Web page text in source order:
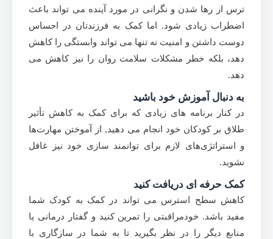
ترس از رها شدن و نگرانی در مورد آینده می تواند باعث
اضطراب زیادی شود. اما کمک به فرزندتان در احساس
دوست داشتن و امنیت نه تنها می تواند وابستگی را کاهش
دهد، بلکه خطر مشکلات سلامت روان را نیز کاهش می
دهد.
به دنبال آموزش خود باشید
در کنار برنامه های زیادی که برای کمک به کاهش تأثیر
طلاق بر کودکان خود انجام می دهید, از آموختن مهارت‌ها
و استراتژی‌های لازم برای توانمند سازی خود نیز غافل
نشوید.
کمک حرفه ای دریافت کنید
کاهش سطح استرس می تواند در کمک به کودک شما
مفید باشد. خودمراقبتی را تمرین کنید و گفتار درمانی یا
منابع دیگر را در نظر بگیرید تا به شما در سازگاری با